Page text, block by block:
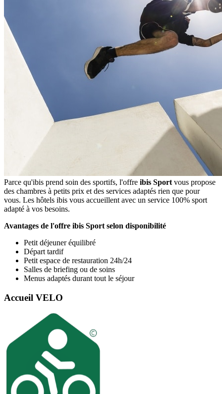
Parce qu'ibis prend soin des sportifs, l'offre ibis Sport vous propose
des chambres à petits prix et des services adaptés rien que pour
vous. Les hôtels ibis vous accueillent avec un service 100% sport
adapté à vos besoins.
Avantages de l'offre ibis Sport selon disponibilité
Petit déjeuner équilibré
Départ tardif
Petit espace de restauration 24h/24
Salles de briefing ou de soins
Menus adaptés durant tout le séjour
Accueil VELO